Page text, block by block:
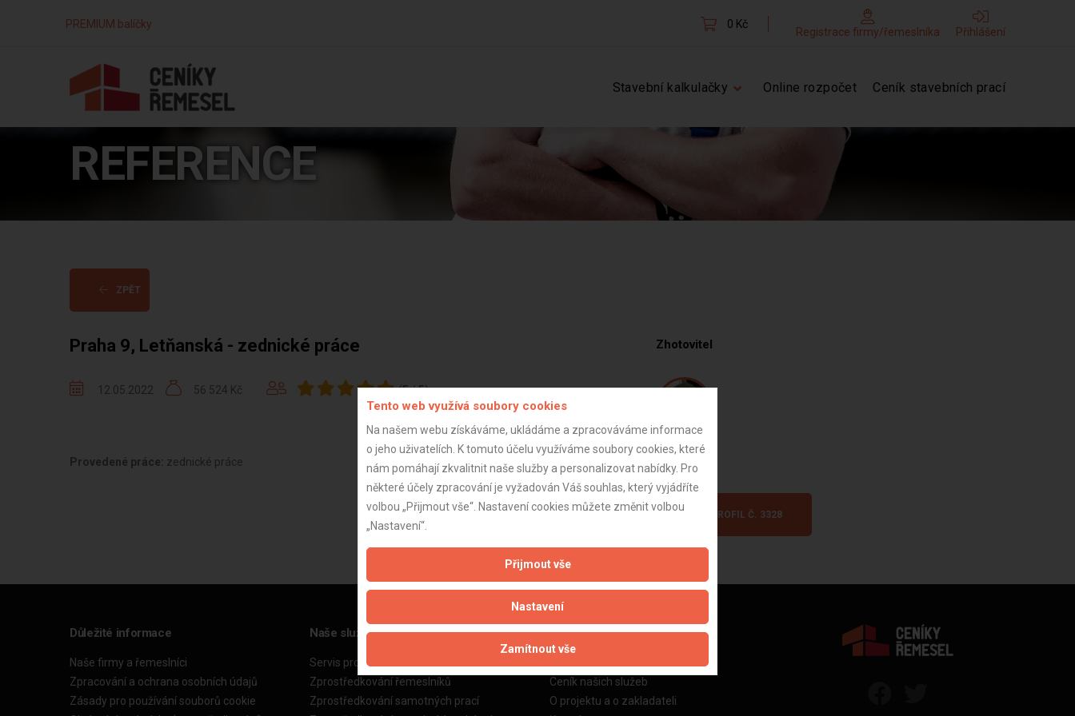
PREMIUM balíčky 0 Kč
Registrace firmy/řemeslníka Přihlášení
Stavební kalkulačky Online rozpočet Ceník stavebních prací
REFERENCE
ZPĚT
Praha 9, Letňanská - zednické práce
12.05.2022 56 524 Kč (5/5)
Provedené práce: zednické práce
Zhotovitel
Lukáš D.
ZOBRAZIT PROFIL Č. 3328
Důležité informace
Naše firmy a řemeslníci
Zpracování a ochrana osobních údajů
Zásady pro používání souborů cookie
Naše služby
Servis pro stavební firmy
Zprostředkování řemeslníků
Zprostředkování samotných prací
Informace o nás
Ceník našich služeb
O projektu a o zakladateli
Tento web využívá soubory cookies
Na našem webu získáváme, ukládáme a zpracováváme informace
o jeho uživatelích. K tomuto účelu využíváme soubory cookies, které
nám pomáhají zkvalitnit naše služby a personalizovat nabídky. Pro
některé účely zpracování je vyžadován Váš souhlas, který vyjádříte
volbou „Přijmout vše“. Nastavení cookies můžete změnit volbou
„Nastavení“.
Přijmout vše
Nastavení
Zamítnout vše